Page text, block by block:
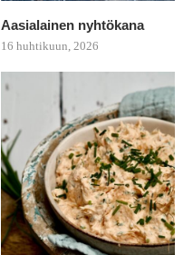
Aasialainen nyhtökana
16 huhtikuun, 2026